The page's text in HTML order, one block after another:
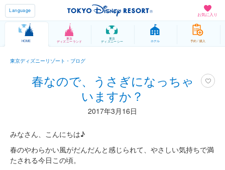
お気に入り
Language
HOME
東京
ディズニーランド
東京
ディズニーシー ホテル 予約 / 購入
東京ディズニーリゾート・ブログ
春なので、うさぎになっちゃ
いますか？
2017年3月16日
みなさん、こんにちは♪
春のやわらかい風がだんだんと感じられて、やさしい気持ちで満
たされる今日この頃。